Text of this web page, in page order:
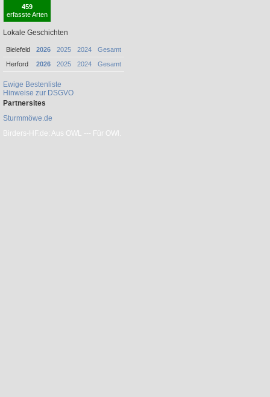
459
erfasste Arten
Lokale Geschichten
Bielefeld 2026 2025 2024
Gesamt
Herford
2026 2025 2024 Gesamt
Ewige Bestenliste
Hinweise zur DSGVO
Partnersites
Sturmmöwe.de
Birders-HF.de: Aus OWL --- Für OWl.